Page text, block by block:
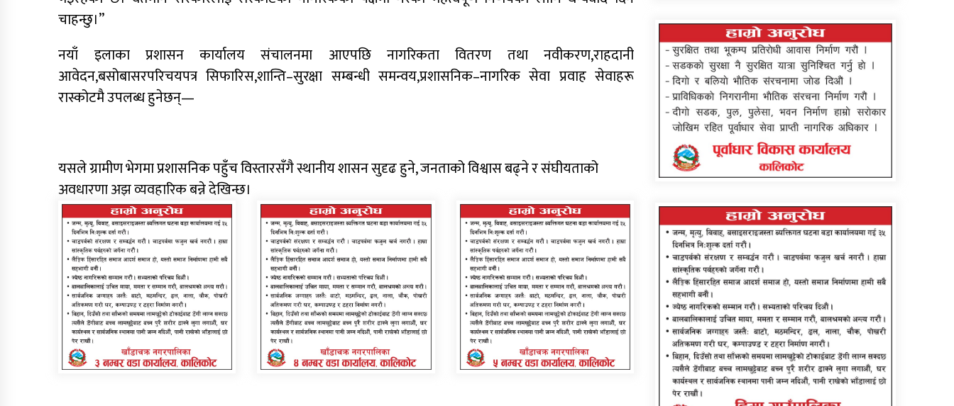
चाहन्छु।”
नयाँ इलाका प्रशासन कार्यालय संचालनमा आएपछि नागरिकता वितरण तथा नवीकरण,राहदानी
आवेदन,बसोबासरपरिचयपत्र सिफारिस,शान्ति–सुरक्षा सम्बन्धी समन्वय,प्रशासनिक–नागरिक सेवा प्रवाह सेवाहरू
रास्कोटमै उपलब्ध हुनेछन्—
यसले ग्रामीण भेगमा प्रशासनिक पहुँच विस्तारसँगै स्थानीय शासन सुदृढ हुने, जनताको विश्वास बढ्ने र संघीयताको
अवधारणा अझ व्यवहारिक बन्ने देखिन्छ।